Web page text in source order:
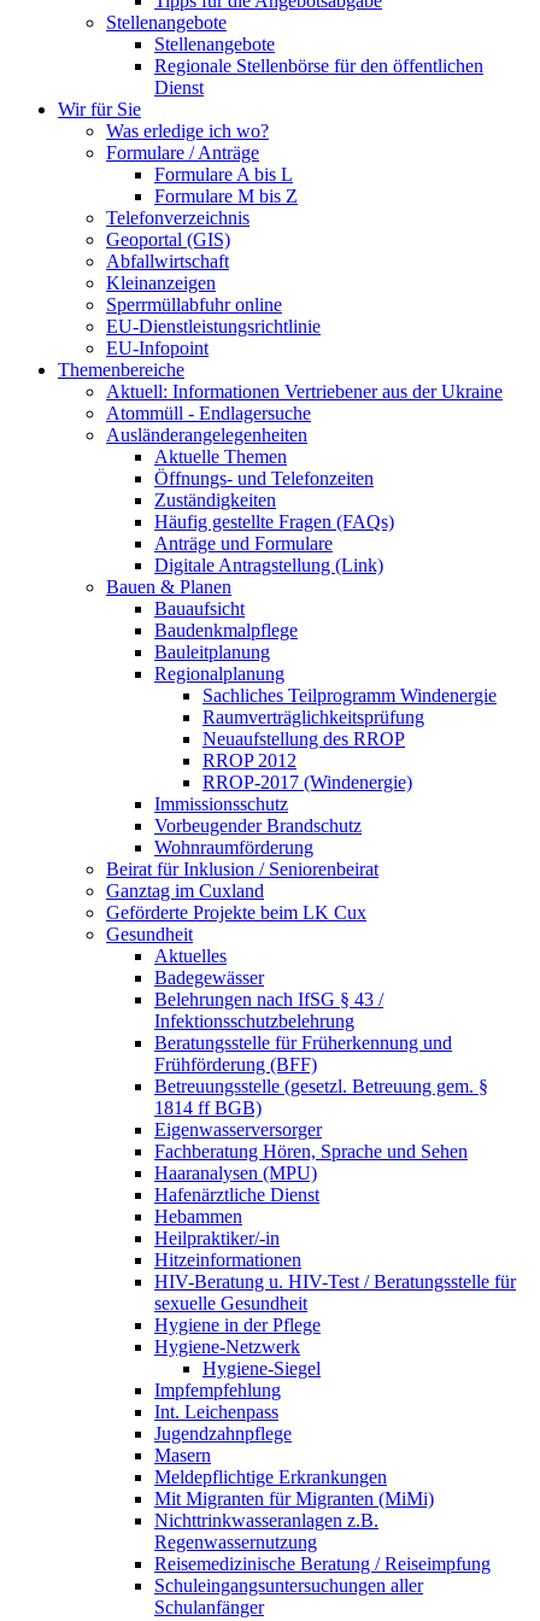
Stellenangebote
Stellenangebote
Regionale Stellenbörse für den öffentlichen
Dienst
Wir für Sie
Was erledige ich wo?
Formulare / Anträge
Formulare A bis L
Formulare M bis Z
Telefonverzeichnis
Geoportal (GIS)
Abfallwirtschaft
Kleinanzeigen
Sperrmüllabfuhr online
EU-Dienstleistungsrichtlinie
EU-Infopoint
Themenbereiche
Aktuell: Informationen Vertriebener aus der Ukraine
Atommüll - Endlagersuche
Ausländerangelegenheiten
Aktuelle Themen
Öffnungs- und Telefonzeiten
Zuständigkeiten
Häufig gestellte Fragen (FAQs)
Anträge und Formulare
Digitale Antragstellung (Link)
Bauen & Planen
Bauaufsicht
Baudenkmalpflege
Bauleitplanung
Regionalplanung
Sachliches Teilprogramm Windenergie
Raumverträglichkeitsprüfung
Neuaufstellung des RROP
RROP 2012
RROP-2017 (Windenergie)
Immissionsschutz
Vorbeugender Brandschutz
Wohnraumförderung
Beirat für Inklusion / Seniorenbeirat
Ganztag im Cuxland
Geförderte Projekte beim LK Cux
Gesundheit
Aktuelles
Badegewässer
Belehrungen nach IfSG § 43 /
Infektionsschutzbelehrung
Beratungsstelle für Früherkennung und
Frühförderung (BFF)
Betreuungsstelle (gesetzl. Betreuung gem. §
1814 ff BGB)
Eigenwasserversorger
Fachberatung Hören, Sprache und Sehen
Haaranalysen (MPU)
Hafenärztliche Dienst
Hebammen
Heilpraktiker/-in
Hitzeinformationen
HIV-Beratung u. HIV-Test / Beratungsstelle für
sexuelle Gesundheit
Hygiene in der Pflege
Hygiene-Netzwerk
Hygiene-Siegel
Impfempfehlung
Int. Leichenpass
Jugendzahnpflege
Masern
Meldepflichtige Erkrankungen
Mit Migranten für Migranten (MiMi)
Nichttrinkwasseranlagen z.B.
Regenwassernutzung
Reisemedizinische Beratung / Reiseimpfung
Schuleingangsuntersuchungen aller
Schulanfänger